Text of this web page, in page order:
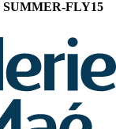
SUMMER-FLY15